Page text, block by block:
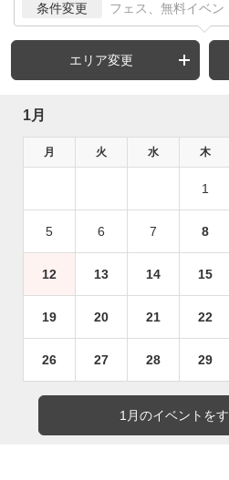
条件変更 フェス、無料イベン
エリア変更
1月
月 火 水 木
1
5 6 7 8
12 13 14 15
19 20 21 22
26 27 28 29
1月のイベントを